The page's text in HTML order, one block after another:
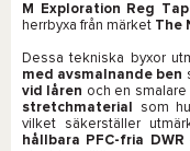
M Exploration Reg
herrbyxa från märket The
Dessa tekniska byxor
med avsmalnande ben
vid låren och en
stretchmaterial
som
vilket säkerställer
hållbara PFC-fria DWR